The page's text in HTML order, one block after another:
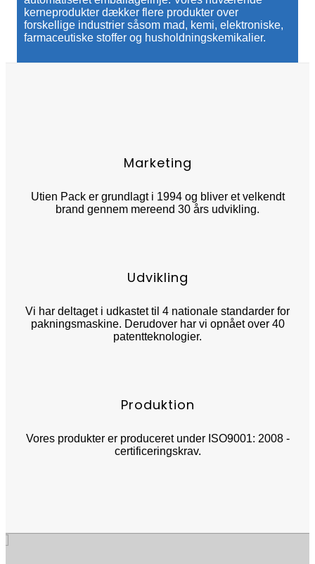
kerneprodukter dækker flere produkter over
forskellige industrier såsom mad, kemi, elektroniske,
farmaceutiske stoffer og husholdningskemikalier.
Marketing
Utien Pack er grundlagt i 1994 og bliver et velkendt
brand gennem mereend 30 års udvikling.
Udvikling
Vi har deltaget i udkastet til 4 nationale standarder for
pakningsmaskine. Derudover har vi opnået over 40
patentteknologier.
Produktion
Vores produkter er produceret under ISO9001: 2008 -
certificeringskrav.